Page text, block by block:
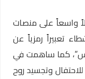
واسعاً على منصات
تعبيراً رمزياً عن
كما ساهمت في
وتجسيد روح